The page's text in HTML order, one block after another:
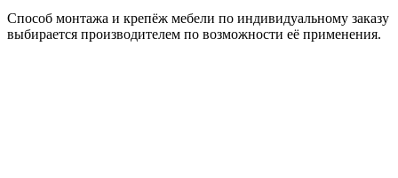
Способ монтажа и крепёж мебели по индивидуальному заказу
выбирается производителем по возможности её применения.